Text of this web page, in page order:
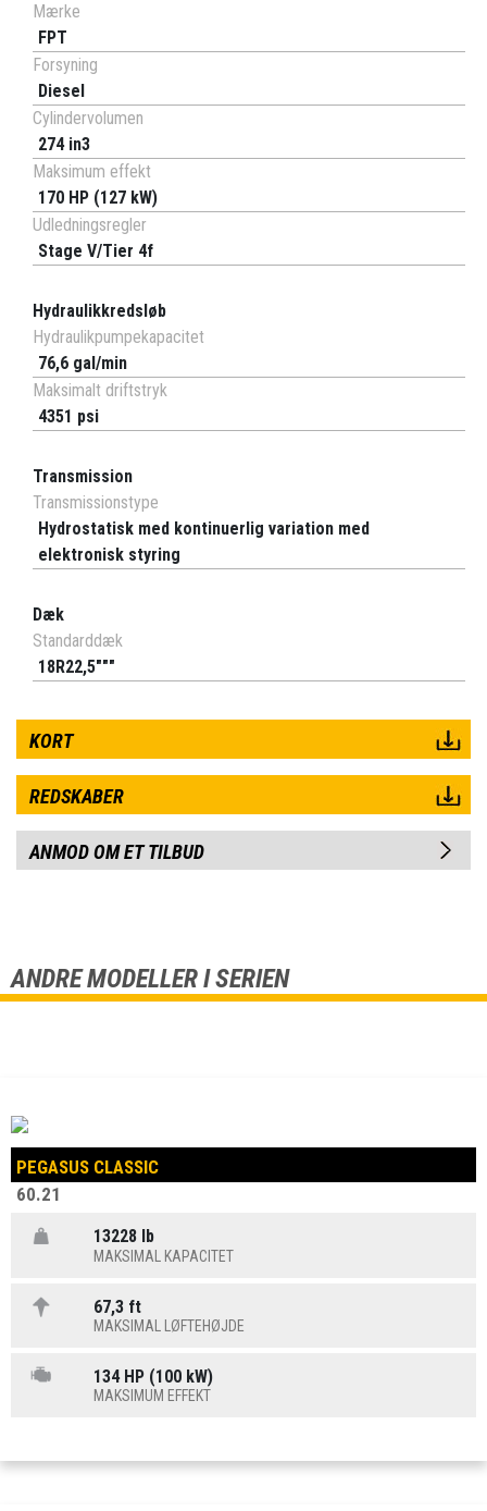
Mærke
FPT
Forsyning
Diesel
Cylindervolumen
274 in3
Maksimum effekt
170 HP (127 kW)
Udledningsregler
Stage V/Tier 4f
Hydraulikkredsløb
Hydraulikpumpekapacitet
76,6 gal/min
Maksimalt driftstryk
4351 psi
Transmission
Transmissionstype
Hydrostatisk med kontinuerlig variation med
elektronisk styring
Dæk
Standarddæk
18R22,5"""
KORT
REDSKABER
ANMOD OM ET TILBUD
ANDRE MODELLER I SERIEN
PEGASUS CLASSIC
60.21
13228 lb
MAKSIMAL KAPACITET
67,3 ft
MAKSIMAL LØFTEHØJDE
134 HP (100 kW)
MAKSIMUM EFFEKT